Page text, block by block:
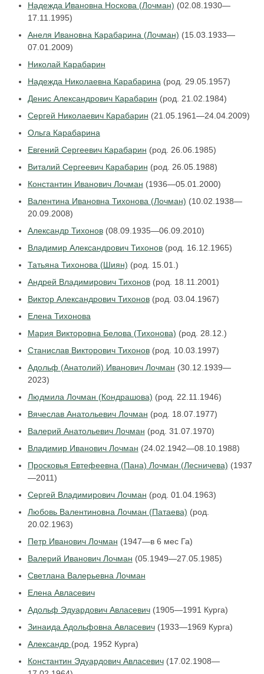
Надежда Ивановна Носкова (Лочман) (02.08.1930—
17.11.1995)
Анеля Ивановна Карабарина (Лочман) (15.03.1933—
07.01.2009)
Николай Карабарин
Надежда Николаевна Карабарина(род. 29.05.1957)
Денис Александрович Карабарин (род. 21.02.1984)
Сергей Николаевич Карабарин (21.05.1961—24.04.2009)
Ольга Карабарина
Евгений Сергеевич Карабарин (род. 26.06.1985)
Виталий Сергеевич Карабарин (род. 26.05.1988)
Константин Иванович Лочман (1936—05.01.2000)
Валентина Ивановна Тихонова (Лочман) (10.02.1938—
20.09.2008)
Александр Тихонов(08.09.1935—06.09.2010)
Владимир Александрович Тихонов(род. 16.12.1965)
Татьяна Тихонова (Шиян) (род. 15.01.)
Андрей Владимирович Тихонов(род. 18.11.2001)
Виктор Александрович Тихонов(род. 03.04.1967)
Елена Тихонова
Мария Викторовна Белова (Тихонова) (род. 28.12.)
Станислав Викторович Тихонов(род. 10.03.1997)
Адольф (Анатолий) Иванович Лочман (30.12.1939—
2023)
Людмила Лочман (Кондрашова) (род. 22.11.1946)
Вячеслав Анатольевич Лочман (род. 18.07.1977)
Валерий Анатольевич Лочман (род. 31.07.1970)
Владимир Иванович Лочман (24.02.1942—08.10.1988)
Просковья Евтефеевна (Пана) Лочман (Лесничева) (1937
—2011)
Сергей Владимирович Лочман (род. 01.04.1963)
Любовь Валентиновна Лочман (Патаева) (род.
20.02.1963)
Петр Иванович Лочман (1947—в 6 мес Га)
Валерий Иванович Лочман (05.1949—27.05.1985)
Светлана Валерьевна Лочман
Елена Авласевич
Адольф Эдуардович Авласевич(1905—1991 Курга)
Зинаида Адольфовна Авласевич(1933—1969 Курга)
Александр (род. 1952 Курга)
Константин Эдуардович Авласевич(17.02.1908—